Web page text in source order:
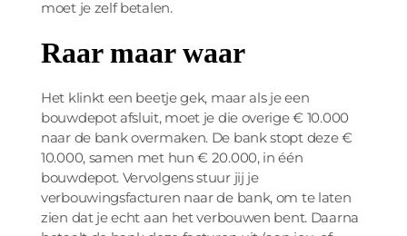
moet je zelf betalen.
Raar maar waar
Het klinkt een beetje gek, maar als je een
bouwdepot afsluit, moet je die overige € 10.000
naar de bank overmaken. De bank stopt deze €
10.000, samen met hun € 20.000, in één
bouwdepot. Vervolgens stuur jij je
verbouwingsfacturen naar de bank, om te laten
zien dat je echt aan het verbouwen bent. Daarna